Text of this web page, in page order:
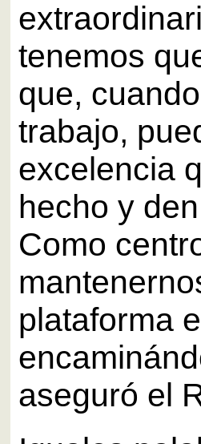
tenemos
que,
trabajo,
excelencia
hecho y
Como
plataforma
aseguró el